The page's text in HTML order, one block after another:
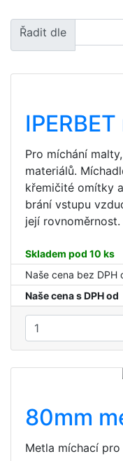
Řadit dle
Pro míchání
materiálů.
křemičité omítky
brání vstupu
její
Skladem pod 10 ks
Naše cena bez DPH
Naše cena s DPH od
80mm
Metla míchací